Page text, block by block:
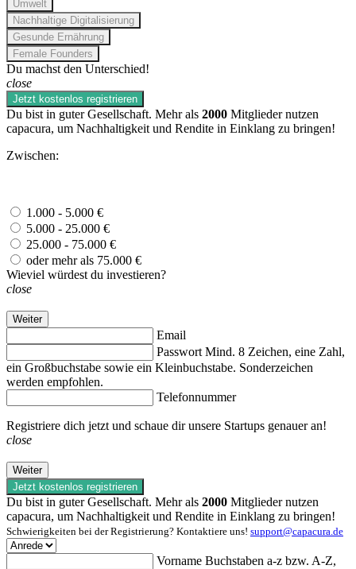
Umwelt
Nachhaltige Digitalisierung
Gesunde Ernährung
Female Founders
Du machst den Unterschied!
close
Jetzt kostenlos registrieren
Du bist in guter Gesellschaft. Mehr als 2000 Mitglieder nutzen
capacura, um Nachhaltigkeit und Rendite in Einklang zu bringen!
Zwischen:
1.000 - 5.000 €
5.000 - 25.000 €
25.000 - 75.000 €
oder mehr als 75.000 €
Wieviel würdest du investieren?
close
Weiter
Email
Passwort Mind. 8 Zeichen, eine Zahl,
ein Großbuchstabe sowie ein Kleinbuchstabe. Sonderzeichen
werden empfohlen.
Telefonnummer
Registriere dich jetzt und schaue dir unsere Startups genauer an!
close
Weiter
Jetzt kostenlos registrieren
Du bist in guter Gesellschaft. Mehr als 2000 Mitglieder nutzen
capacura, um Nachhaltigkeit und Rendite in Einklang zu bringen!
Schwierigkeiten bei der Registrierung? Kontaktiere uns! support@capacura.de
Vorname Buchstaben a-z bzw. A-Z,